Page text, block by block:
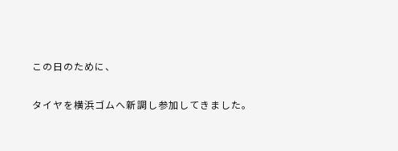
この日のために、
タイヤを横浜ゴムへ新調し参加してきました。